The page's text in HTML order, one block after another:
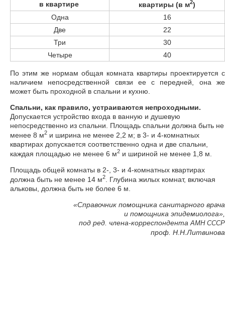
в квартире
квартиры (в м2)
Одна
16
Две
22
Три
30
Четыре
40
По этим же нормам общая комната квартиры проектируется с
наличием непосредственной связи ее с передней, она же
может быть проходной в спальни и кухню.
Спальни, как правило, устраиваются непроходными.
Допускается устройство входа в ванную и душевую
непосредственно из спальни. Площадь спальни должна быть не
менее 8 м2 и ширина не менее 2,2 м; в 3- и 4-комнатных
квартирах допускается соответственно одна и две спальни,
каждая площадью не менее 6 м2 и шириной не менее 1,8 м.
Площадь общей комнаты в 2-, 3- и 4-комнатных квартирах
должна быть не менее 14 м2
. Глубина жилых комнат, включая
альковы, должна быть не более 6 м.
«Справочник помощника санитарного врача
и помощника эпидемиолога»,
под ред. члена-корреспондента АМН СССР
проф. Н.Н.Литвинова